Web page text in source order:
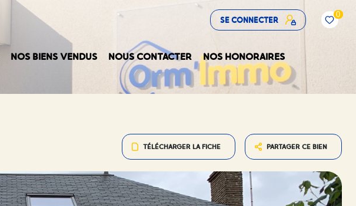
SE CONNECTER
0
NOS BIENS VENDUS NOUS CONTACTER NOS HONORAIRES
TÉLÉCHARGER LA FICHE PARTAGER CE BIEN